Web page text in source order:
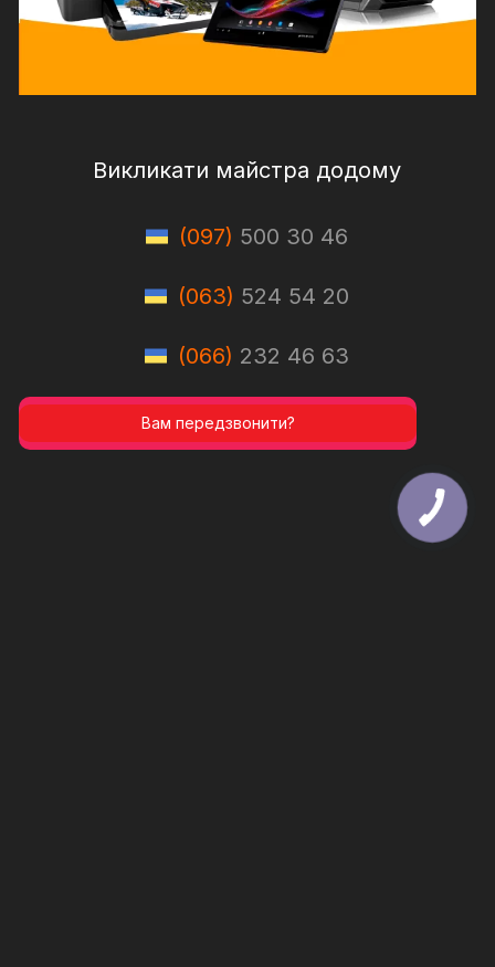
Викликати майстра додому
(097) 500 30 46
(063) 524 54 20
(066) 232 46 63
Вам передзвонити?